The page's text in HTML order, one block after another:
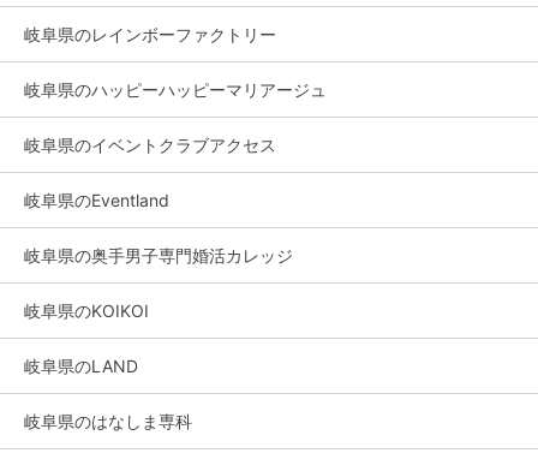
岐阜県のレインボーファクトリー
岐阜県のハッピーハッピーマリアージュ
岐阜県のイベントクラブアクセス
岐阜県のEventland
岐阜県の奥手男子専門婚活カレッジ
岐阜県のKOIKOI
岐阜県のLAND
岐阜県のはなしま専科